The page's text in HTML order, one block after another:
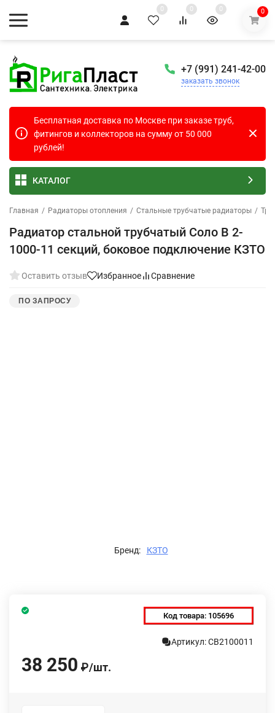
0 0 0 0
+7 (991) 241-42-00
заказать звонок
Бесплатная доставка по Москве при заказе труб,
фитингов и коллекторов на сумму от 50 000
рублей!
КАТАЛОГ
Главная / Радиаторы отопления / Стальные трубчатые радиаторы /
Радиатор стальной трубчатый Соло В 2-
1000-11 секций, боковое подключение КЗТО
Оставить отзыв Избранное Сравнение
ПО ЗАПРОСУ
Бренд: КЗТО
Код товара: 105696
Артикул: СВ2100011
38 250 ₽/шт.